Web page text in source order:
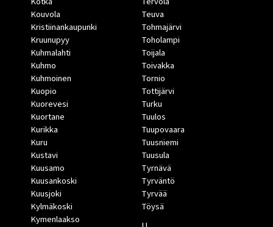
Kouvola
Kristiinankaupunki
Kruunupyy
Kuhmalahti
Kuhmo
Kuhmoinen
Kuopio
Kuorevesi
Kuortane
Kurikka
Kuru
Kustavi
Kuusamo
Kuusankoski
Kuusjoki
Kylmäkoski
Kymenlaakso
Teuva
Tohmajärvi
Toholampi
Toijala
Toivakka
Tornio
Tottijärvi
Turku
Tuulos
Tuupovaara
Tuusniemi
Tuusula
Tyrnävä
Tyrväntö
Tyrvää
Töysä